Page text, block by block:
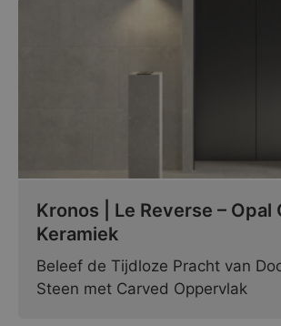
Kronos | Le Reverse – Opal
Keramiek
Beleef de Tijdloze Pracht van
Steen met Carved Oppervlak